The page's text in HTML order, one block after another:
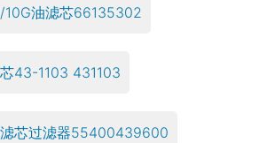
油滤芯66135302
43-1103 431103
芯过滤器55400439600